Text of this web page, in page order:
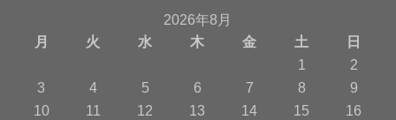
2026年8月
月
火 水 木 金 土
日
1
2
3
4 5 6 7 8
9
10
11 12 13 14 15 16